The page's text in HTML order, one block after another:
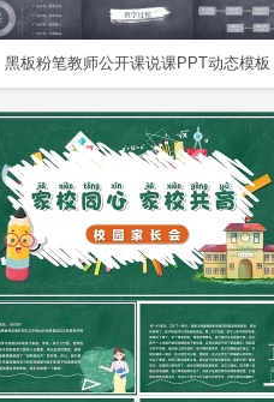
黑板粉笔教师公开课说课PPT动态模板